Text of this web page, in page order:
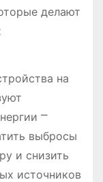
делают
на
⎻
выбросы
и снизить
источников